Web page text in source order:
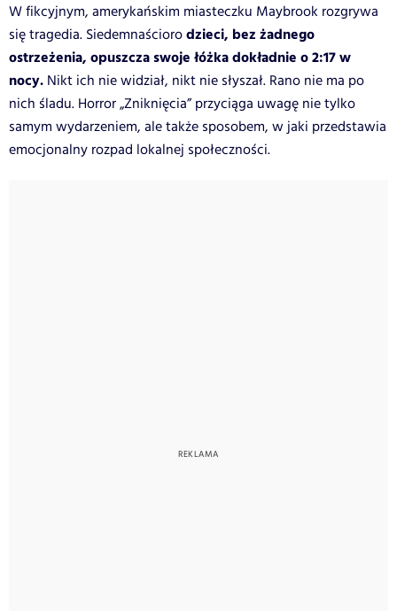
W fikcyjnym, amerykańskim miasteczku Maybrook rozgrywa
się tragedia. Siedemnaściorodzieci, bez żadnego
ostrzeżenia, opuszcza swoje łóżka dokładnie o 2:17 w
nocy. Nikt ich nie widział, nikt nie słyszał. Rano nie ma po
nich śladu. Horror „Zniknięcia” przyciąga uwagę nie tylko
samym wydarzeniem, ale także sposobem, w jaki przedstawia
emocjonalny rozpad lokalnej społeczności.